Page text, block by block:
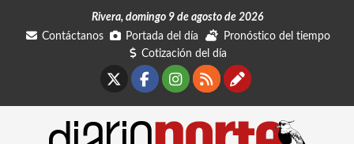
Rivera, domingo 9 de agosto de 2026
Contáctanos
Portada del día
Pronóstico del tiempo
Cotización del día
Facebook
Instagram
RSSContáctanos